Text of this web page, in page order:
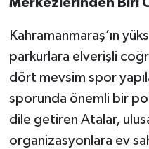
Merkezlerinden Biri
Kahramanmaraş’ın
parkurlara elverişli
dört mevsim spor
sporunda önemli bir
dile getiren Atalar,
organizasyonlara ev